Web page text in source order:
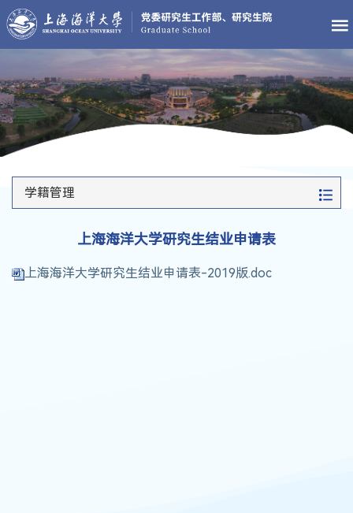
学籍管理
上海海洋大学研究生结业申请表
上海海洋大学研究生结业申请表-2019版.doc